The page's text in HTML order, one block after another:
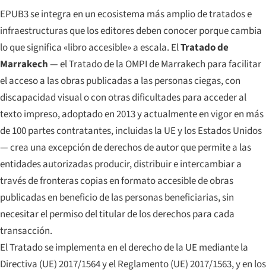
EPUB3 se integra en un ecosistema más amplio de tratados e
infraestructuras que los editores deben conocer porque cambia
lo que significa «libro accesible» a escala. ElTratado de
Marrakech— el Tratado de la OMPI de Marrakech para facilitar
el acceso a las obras publicadas a las personas ciegas, con
discapacidad visual o con otras dificultades para acceder al
texto impreso, adoptado en 2013 y actualmente en vigor en más
de 100 partes contratantes, incluidas la UE y los Estados Unidos
— crea una excepción de derechos de autor que permite a las
entidades autorizadas producir, distribuir e intercambiar a
través de fronteras copias en formato accesible de obras
publicadas en beneficio de las personas beneficiarias, sin
necesitar el permiso del titular de los derechos para cada
transacción.
El Tratado se implementa en el derecho de la UE mediante la
Directiva (UE) 2017/1564 y el Reglamento (UE) 2017/1563, y en los